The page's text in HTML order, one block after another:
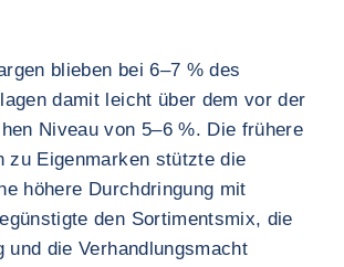
blieben bei 6–7 % des
damit leicht über dem vor der
Niveau von 5–6 %. Die frühere
zu Eigenmarken stützte die
höhere Durchdringung mit
den Sortimentsmix, die
und die Verhandlungsmacht